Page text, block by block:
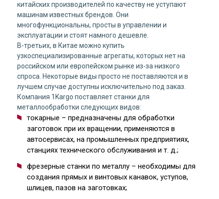
китайских производителей по качеству не уступают
машинам известных брендов. Они
многофункциональны, просты в управлении и
эксплуатации и стоят намного дешевле.
В-третьих, в Китае можно купить
узкоспециализированные агрегаты, которых нет на
российском или европейском рынке из-за низкого
спроса. Некоторые виды просто не поставляются и в
лучшем случае доступны исключительно под заказ.
Компания 1Kargo поставляет станки для
металлообработки следующих видов:
токарные – предназначены для обработки
заготовок при их вращении, применяются в
автосервисах, на промышленных предприятиях,
станциях технического обслуживания и т. д.;
фрезерные станки по металлу – необходимы для
создания прямых и винтовых канавок, уступов,
шлицев, пазов на заготовках;